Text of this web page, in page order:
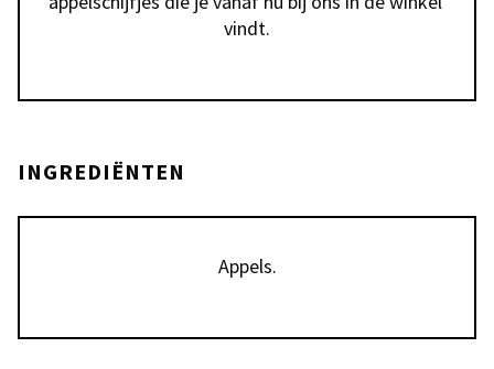
vindt.
INGREDIËNTEN
Appels.